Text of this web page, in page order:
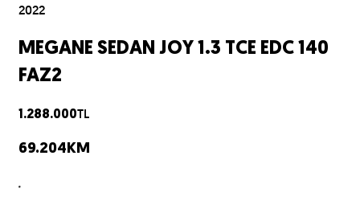
2022
MEGANE SEDAN JOY 1.3 TCE EDC 140
FAZ2
1.288.000TL
69.204KM